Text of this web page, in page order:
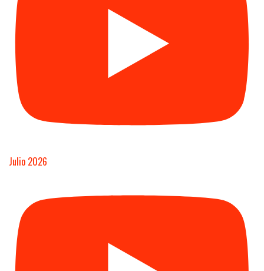
Julio 2026